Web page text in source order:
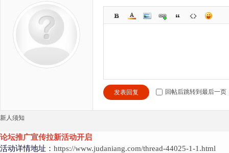
发表回复 回帖后跳转到最后一页
新人须知
论坛推广宣传拉新活动开启
活动详情地址： https://www.judaniang.com/thread-44025-1-1.html